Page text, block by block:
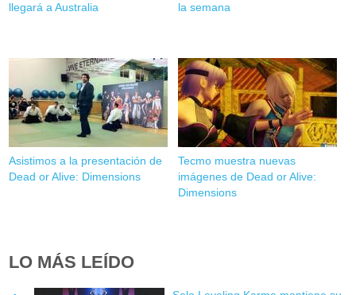
llegará a Australia
la semana
Asistimos a la presentación de
Dead or Alive: Dimensions
Tecmo muestra nuevas
imágenes de Dead or Alive:
Dimensions
LO MÁS LEÍDO